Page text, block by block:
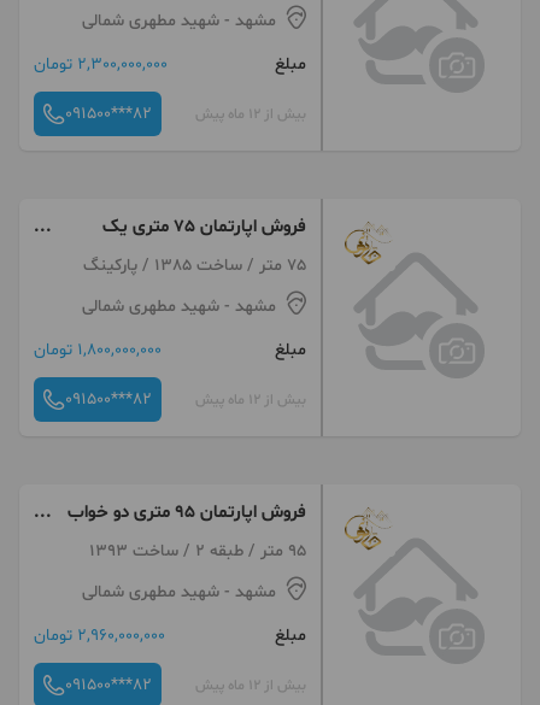
مشهد - شهید مطهری شمالی
مبلغ
2,300,000,000 تومان
بیش از 12 ماه پیش 091500***82
فروش اپارتمان 75 متری یک
خواب سند دار مطهری شمالی 21/7
75 متر / ساخت 1385 / پارکینگ
مشهد - شهید مطهری شمالی
مبلغ
1,800,000,000 تومان
بیش از 12 ماه پیش 091500***82
فروش اپارتمان 95 متری دو خواب
حرعاملی33 شیشه چی 5
95 متر / طبقه 2 / ساخت 1393
مشهد - شهید مطهری شمالی
مبلغ
2,960,000,000 تومان
بیش از 12 ماه پیش 091500***82